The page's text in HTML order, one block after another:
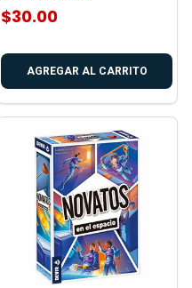
$30.00
AGREGAR AL CARRITO